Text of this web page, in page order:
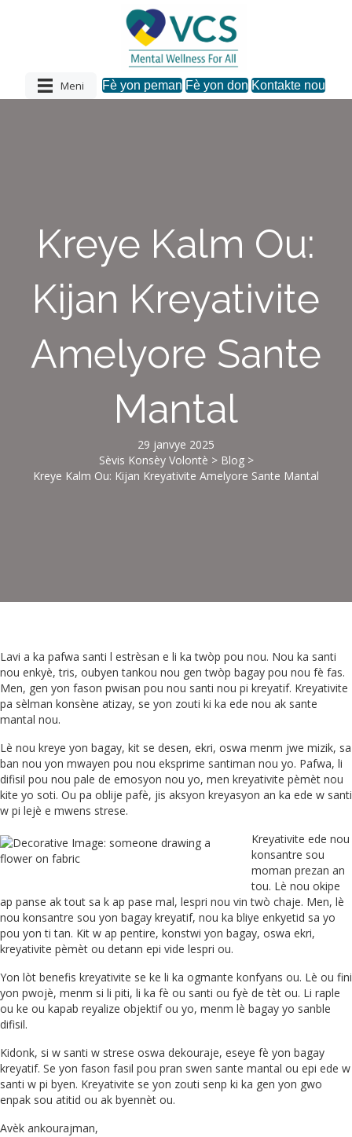
Fè yon peman Fè yon don Kontakte nou
Meni
Kreye Kalm Ou:
Kijan Kreyativite
Amelyore Sante
Mantal
29 janvye 2025
Sèvis Konsèy Volontè > Blog>
Kreye Kalm Ou: Kijan Kreyativite Amelyore Sante Mantal
Lavi a ka pafwa santi l estrèsan e li ka twòp pou nou. Nou ka santi
nou enkyè, tris, oubyen tankou nou gen twòp bagay pou nou fè fas.
Men, gen yon fason pwisan pou nou santi nou pi kreyatif. Kreyativite
pa sèlman konsène atizay, se yon zouti ki ka ede nou ak sante
mantal nou.
Lè nou kreye yon bagay, kit se desen, ekri, oswa menm jwe mizik, sa
ban nou yon mwayen pou nou eksprime santiman nou yo. Pafwa, li
difisil pou nou pale de emosyon nou yo, men kreyativite pèmèt nou
kite yo soti. Ou pa oblije pafè, jis aksyon kreyasyon an ka ede w santi
w pi lejè e mwens strese.
Kreyativite ede nou
konsantre sou
moman prezan an
tou. Lè nou okipe
ap panse ak tout sa k ap pase mal, lespri nou vin twò chaje. Men, lè
nou konsantre sou yon bagay kreyatif, nou ka bliye enkyetid sa yo
pou yon ti tan. Kit w ap pentire, konstwi yon bagay, oswa ekri,
kreyativite pèmèt ou detann epi vide lespri ou.
Yon lòt benefis kreyativite se ke li ka ogmante konfyans ou. Lè ou fini
yon pwojè, menm si li piti, li ka fè ou santi ou fyè de tèt ou. Li raple
ou ke ou kapab reyalize objektif ou yo, menm lè bagay yo sanble
difisil.
Kidonk, si w santi w strese oswa dekouraje, eseye fè yon bagay
kreyatif. Se yon fason fasil pou pran swen sante mantal ou epi ede w
santi w pi byen. Kreyativite se yon zouti senp ki ka gen yon gwo
enpak sou atitid ou ak byennèt ou.
Avèk ankourajman,